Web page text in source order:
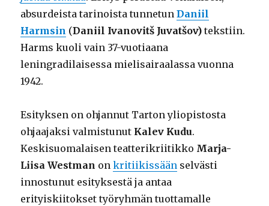
absurdeista tarinoista tunnetunDaniil
Harmsin (Daniil Ivanovitš Juvatšov)tekstiin.
Harms kuoli vain 37-vuotiaana
leningradilaisessa mielisairaalassa vuonna
1942.
Esityksen on ohjannut Tarton yliopistosta
ohjaajaksi valmistunut Kalev Kudu.
Keskisuomalaisen teatterikriitikko Marja-
Liisa Westman onkritiikissään selvästi
innostunut esityksestä ja antaa
erityiskiitokset työryhmän tuottamalle